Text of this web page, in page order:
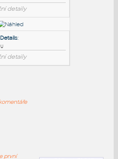
02:
02
detaily
detaily
první